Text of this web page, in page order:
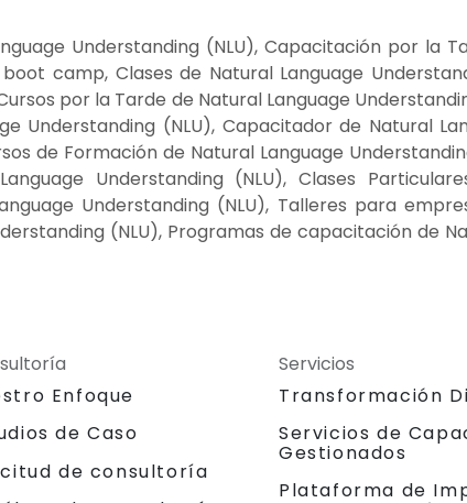
Understanding (NLU), Capacitación por la
camp, Clases de Natural Language
por la Tarde de Natural Language
Understanding (NLU), Capacitador de Natural
de Formación de Natural Language
Understanding (NLU), Clases
Understanding (NLU), Talleres para
(NLU), Programas de capacitación de
Enfoque
de Caso
de consultoría
Servicios
Transformación
Servicios de
Gestionados
Plataforma de